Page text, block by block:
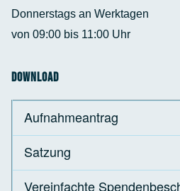
Donnerstags an Werktagen
von 09:00 bis 11:00 Uhr
Download
Aufnahmeantrag
Satzung
Vereinfachte